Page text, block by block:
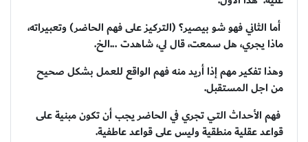
أما الثاني فهو شو بيصير؟ (التركيز على فهم الحاضر) وتعبيراته،
ماذا يجري، هل سمعت، قال لي، شاهدت ...الخ.
وهذا تفكير مهم إذا أريد منه فهم الواقع للعمل بشكل صحيح
من اجل المستقبل.
فهم الأحداث التي تجري في الحاضر يجب أن تكون مبنية على
قواعد عقلية منطقية وليس على قواعد عاطفية.